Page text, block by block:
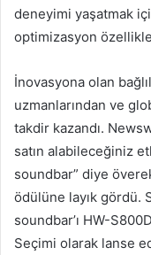
deneyimi yaşatmak
optimizasyon
İnovasyona olan
uzmanlarından ve
takdir kazandı.
satın alabileceğiniz
soundbar” diye
ödülüne layık gördü.
soundbar’ı HW-
Seçimi olarak lanse